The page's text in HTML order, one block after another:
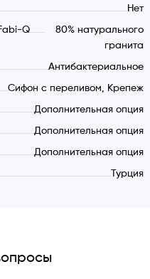
Beige имеет
препятствующее
на поверхности
действует на
Нет
Q
80% натурального
гранита
Антибактериальное
Сифон с переливом, Крепеж
Дополнительная опция
Дополнительная опция
Дополнительная опция
Турция